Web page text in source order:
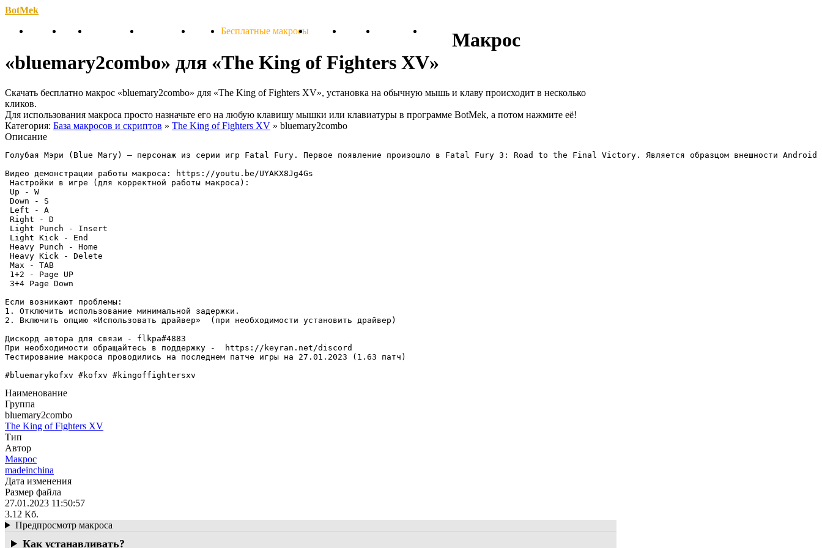
BotMek
Скачать
Обзор Обновления Инструкция Статьи Бесплатные макросы Тарифы Отзывы Поддержка
Макрос
«bluemary2combo» для «The King of Fighters XV»
Скачать бесплатно макрос «bluemary2combo» для «The King of Fighters XV», установка на обычную мышь и клаву происходит в несколько
кликов.
Для использования макроса просто назначьте его на любую клавишу мышки или клавиатуры в программе BotMek, а потом нажмите её!
Категория: База макросов и скриптов » The King of Fighters XV » bluemary2combo
Описание
Голубая Мэри (Blue Mary) — персонаж из серии игр Fatal Fury. Первое появление произошло в Fatal Fury 3: Road to the Final Victory. Является образцом внешности Android
Видео демонстрации работы макроса: https://youtu.be/UYAKX8Jg4Gs
Настройки в игре (для корректной работы макроса):
Up - W
Down - S
Left - A
Right - D
Light Punch - Insert
Light Kick - End
Heavy Punch - Home
Heavy Kick - Delete
Max - TAB
1+2 - Page UP
3+4 Page Down
Если возникают проблемы:
1. Отключить использование минимальной задержки.
2. Включить опцию «Использовать драйвер»  (при необходимости установить драйвер)
Дискорд автора для связи - flkpa#4883
При необходимости обращайтесь в поддержку -  https://keyran.net/discord
Тестирование макроса проводились на последнем патче игры на 27.01.2023 (1.63 патч)
#bluemarykofxv #kofxv #kingoffightersxv
Наименование
Группа
bluemary2combo
The King of Fighters XV
Тип
Автор
Макрос
madeinchina
Дата изменения
Размер файла
27.01.2023 11:50:57
3.12 Кб.
Предпросмотр макроса
Как устанавливать?